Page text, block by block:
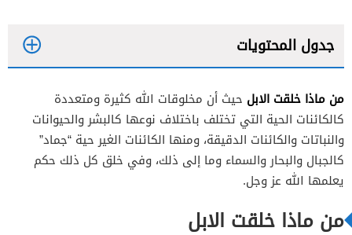
جدول المحتويات
من ماذا خلقت الابل حيث أن مخلوقات الله كثيرة ومتعددة
كالكائنات الحية التي تختلف باختلاف نوعها كالبشر والحيوانات
والنباتات والكائنات الدقيقة، ومنها الكائنات الغير حية “جماد”
كالجبال والبحار والسماء وما إلى ذلك، وفي خلق كل ذلك حكم
يعلمها الله عز وجل.
من ماذا خلقت الابل